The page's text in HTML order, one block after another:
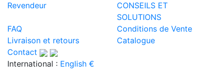
Revendeur
CONSEILS ET
SOLUTIONS
FAQ
Conditions de Vente
Livraison et retours
Catalogue
Contact
International : English €